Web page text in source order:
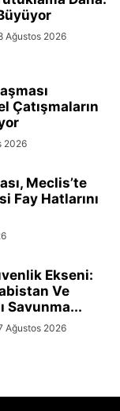
Ağustos 2026
Çatışmaların
2026
Meclis’te
Fay Hatlarını
Ekseni:
Ve
Savunma...
Ağustos 2026